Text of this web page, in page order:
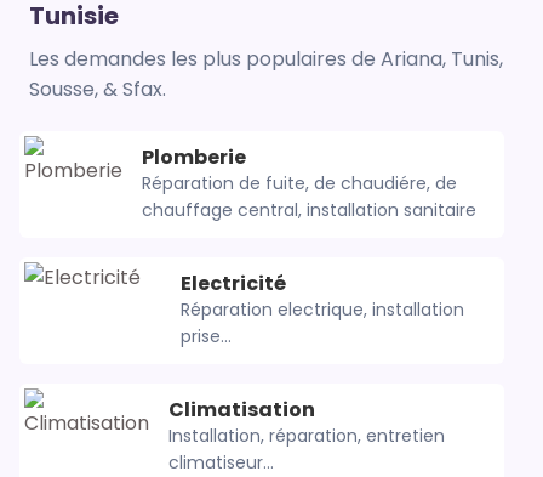
Tunisie
Les demandes les plus populaires de Ariana, Tunis,
Sousse, & Sfax.
Plomberie
Réparation de fuite, de chaudiére, de
chauffage central, installation sanitaire
Electricité
Réparation electrique, installation
prise...
Climatisation
Installation, réparation, entretien
climatiseur...